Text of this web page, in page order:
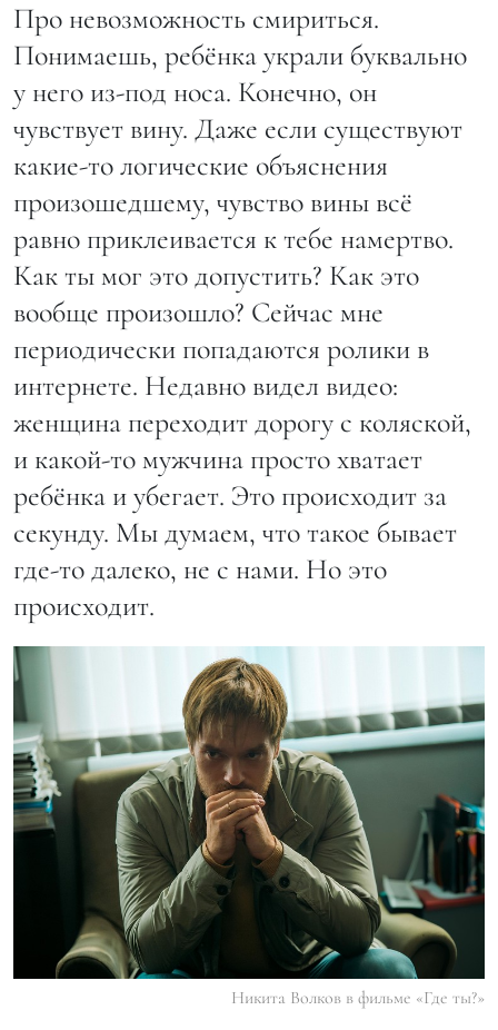
Про невозможность смириться.
Понимаешь, ребёнка украли буквально
у него из-под носа. Конечно, он
чувствует вину. Даже если существуют
какие-то логические объяснения
произошедшему, чувство вины всё
равно приклеивается к тебе намертво.
Как ты мог это допустить? Как это
вообще произошло? Сейчас мне
периодически попадаются ролики в
интернете. Недавно видел видео:
женщина переходит дорогу с коляской,
и какой-то мужчина просто хватает
ребёнка и убегает. Это происходит за
секунду. Мы думаем, что такое бывает
где-то далеко, не с нами. Но это
происходит.
Никита Волков в фильме «Где ты?»